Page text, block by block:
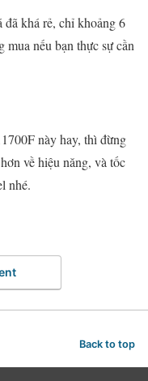
đã khá rẻ, chỉ khoảng 6
nếu bạn thực sự cần
này hay, thì đừng
về hiệu năng, và tốc
nhé.
Back to top